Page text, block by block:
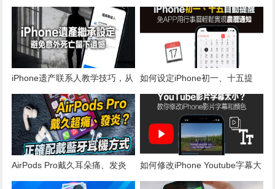
功能完胜 谷歌
键回到明亮桌布效果
iPhone遗产联系人教学技巧，从
设定到资料读取全面了解
如何设定iPhone初一、十五提
醒？教你用行事历也能实现
AirPods Pro戴久耳朵痛、发炎
原因分析，正确戴法方式为何？
如何修改iPhone Youtube字幕大
小和颜色？iOS必学技巧